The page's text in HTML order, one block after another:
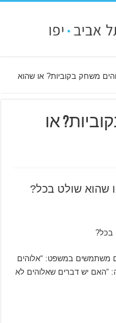
משחק בקוביות? או שהוא
או
שהוא שולט בכל?
בכל?
משתמשים במשפט: “אלוהים
“האם יש דברים שאלוהים לא